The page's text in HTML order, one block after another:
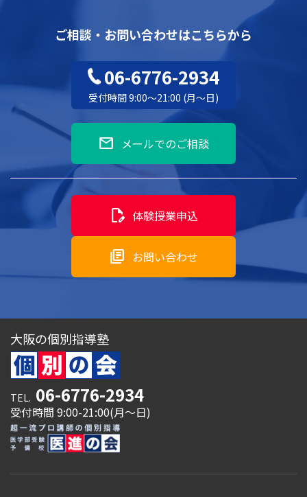
ご相談・お問い合わせはこちらから
06-6776-2934
受付時間 9:00～21:00 (月～日)
mail メールでのご相談
edit_document 体験授業申込
library_books お問い合わせ
大阪の個別指導塾
TEL. 06-6776-2934
受付時間 9:00-21:00(月～日)